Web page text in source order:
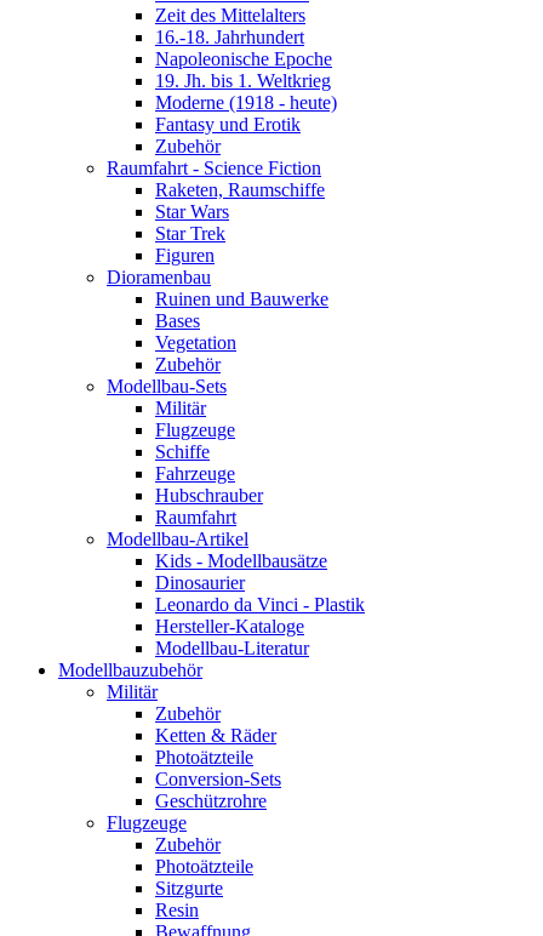
Zeit des Mittelalters
16.-18. Jahrhundert
Napoleonische Epoche
19. Jh. bis 1. Weltkrieg
Moderne (1918 - heute)
Fantasy und Erotik
Zubehör
Raumfahrt - Science Fiction
Raketen, Raumschiffe
Star Wars
Star Trek
Figuren
Dioramenbau
Ruinen und Bauwerke
Bases
Vegetation
Zubehör
Modellbau-Sets
Militär
Flugzeuge
Schiffe
Fahrzeuge
Hubschrauber
Raumfahrt
Modellbau-Artikel
Kids - Modellbausätze
Dinosaurier
Leonardo da Vinci - Plastik
Hersteller-Kataloge
Modellbau-Literatur
Modellbauzubehör
Militär
Zubehör
Ketten & Räder
Photoätzteile
Conversion-Sets
Geschützrohre
Flugzeuge
Zubehör
Photoätzteile
Sitzgurte
Resin
Bewaffnung